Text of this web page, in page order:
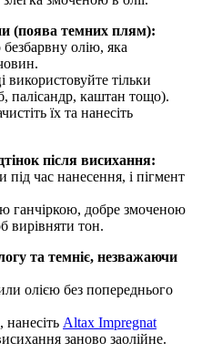
(поява темних плям):
олію, яка
тільки
палісандр, каштан тощо).
їх та нанесіть
після висихання:
час нанесення, і пігмент
ганчіркою, добре змоченою
вирівняти тон.
та темніє, незважаючи
олією без попереднього
Altax Impregnat
заново заолійне.